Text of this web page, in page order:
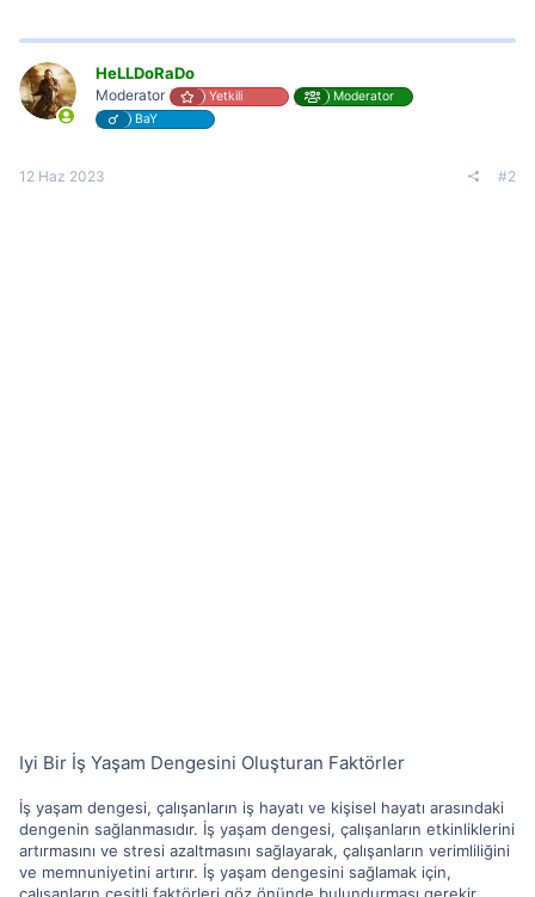
HeLLDoRaDo
Moderator Yetkili
Moderator
BaY
12 Haz 2023 #2
Iyi Bir İş Yaşam Dengesini Oluşturan Faktörler
İş yaşam dengesi, çalışanların iş hayatı ve kişisel hayatı arasındaki
dengenin sağlanmasıdır. İş yaşam dengesi, çalışanların etkinliklerini
artırmasını ve stresi azaltmasını sağlayarak, çalışanların verimliliğini
ve memnuniyetini artırır. İş yaşam dengesini sağlamak için,
çalışanların çeşitli faktörleri göz önünde bulundurması gerekir.